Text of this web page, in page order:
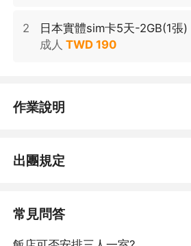
2
日本實體sim卡5天-2GB(1張)
成人 TWD190
作業說明
出團規定
常見問答